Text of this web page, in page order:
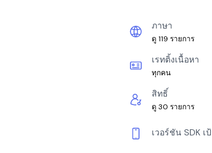
ภาษา
ดู 119 รายการ
เรทติ้งเนื้อหา
ทุกคน
สิทธิ์
ดู 30 รายการ
เวอร์ชัน SDK เ